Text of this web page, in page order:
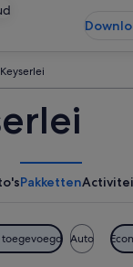
Pakketten
Auto